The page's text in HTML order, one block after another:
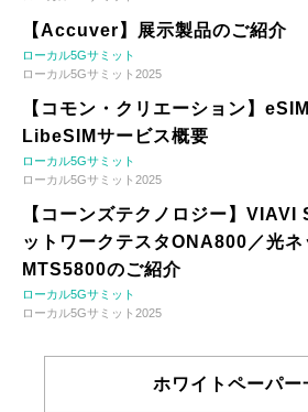
【Accuver】展示製品のご紹介
ローカル5Gサミット
ローカル5Gサミット2025
【コモン・クリエーション】
LibeSIMサービス概要
ローカル5Gサミット
ローカル5Gサミット2025
【コーンズテクノロジー】
ットワークテスタONA800／光ネ
MTS5800のご紹介
ローカル5Gサミット
ローカル5Gサミット2025
ホワイトペーパー